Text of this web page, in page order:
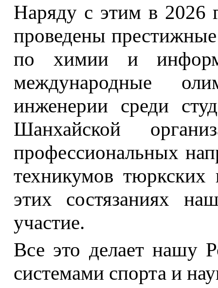
Наряду с этим в 2026
проведены
по химии и
международные
инженерии среди
Шанхайской
профессиональных
техникумов тюркских
этих состязаниях
участие.
Все это делает нашу
системами спорта и